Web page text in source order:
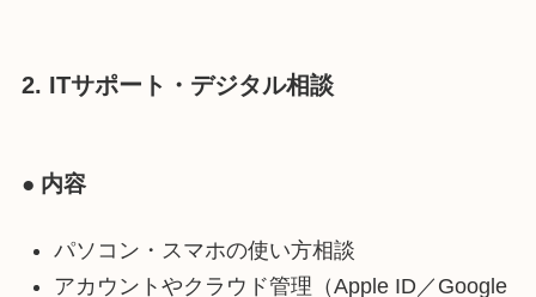
2. ITサポート・デジタル相談
● 内容
パソコン・スマホの使い方相談
アカウントやクラウド管理（Apple ID／Google